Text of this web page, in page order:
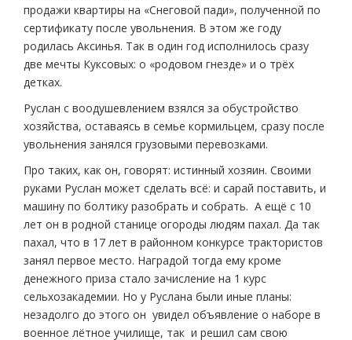
продажи квартиры на «Снеговой пади», полученной по
сертификату после увольнения. В этом же году
родилась Аксинья. Так в один год исполнилось сразу
две мечты Куксовых: о «родовом гнезде» и о трёх
детках.
Руслан с воодушевлением взялся за обустройство
хозяйства, оставаясь в семье кормильцем, сразу после
увольнения занялся грузовыми перевозками.
Про таких, как он, говорят: истинный хозяин. Своими
руками Руслан может сделать всё: и сарай поставить, и
машину по болтику разобрать и собрать. А ещё с 10
лет он в родной станице огороды людям пахал. Да так
пахал, что в 17 лет в районном конкурсе трактористов
занял первое место. Наградой тогда ему кроме
денежного приза стало зачисление на 1 курс
сельхозакадемии. Но у Руслана были иные планы:
незадолго до этого он увидел объявление о наборе в
военное лётное училище, так и решил сам свою